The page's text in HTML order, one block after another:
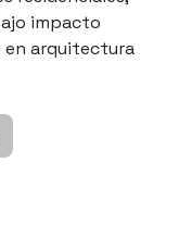
impacto
en arquitectura